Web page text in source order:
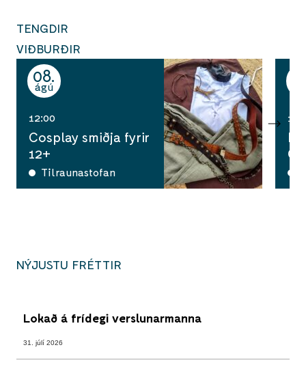
TENGDIR
VIÐBURÐIR
08
ágú
12:00
Cosplay smiðja fyrir
12+
Tilraunastofan
NÝJUSTU FRÉTTIR
Lokað á frídegi verslunarmanna
31. júlí 2026